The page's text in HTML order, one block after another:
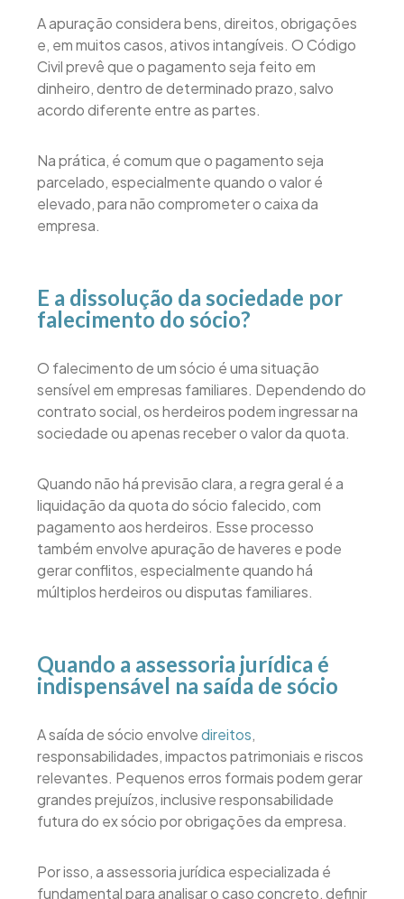
A apuração considera bens, direitos, obrigações
e, em muitos casos, ativos intangíveis. O Código
Civil prevê que o pagamento seja feito em
dinheiro, dentro de determinado prazo, salvo
acordo diferente entre as partes.
Na prática, é comum que o pagamento seja
parcelado, especialmente quando o valor é
elevado, para não comprometer o caixa da
empresa.
E a dissolução da sociedade por
falecimento do sócio?
O falecimento de um sócio é uma situação
sensível em empresas familiares. Dependendo do
contrato social, os herdeiros podem ingressar na
sociedade ou apenas receber o valor da quota.
Quando não há previsão clara, a regra geral é a
liquidação da quota do sócio falecido, com
pagamento aos herdeiros. Esse processo
também envolve apuração de haveres e pode
gerar conflitos, especialmente quando há
múltiplos herdeiros ou disputas familiares.
Quando a assessoria jurídica é
indispensável na saída de sócio
A saída de sócio envolvedireitos,
responsabilidades, impactos patrimoniais e riscos
relevantes. Pequenos erros formais podem gerar
grandes prejuízos, inclusive responsabilidade
futura do ex sócio por obrigações da empresa.
Por isso, a assessoria jurídica especializada é
fundamental para analisar o caso concreto, definir